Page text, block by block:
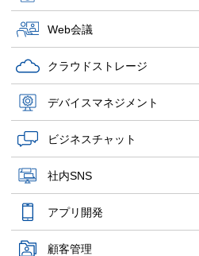
Web会議
クラウドストレージ
デバイスマネジメント
ビジネスチャット
社内SNS
アプリ開発
顧客管理